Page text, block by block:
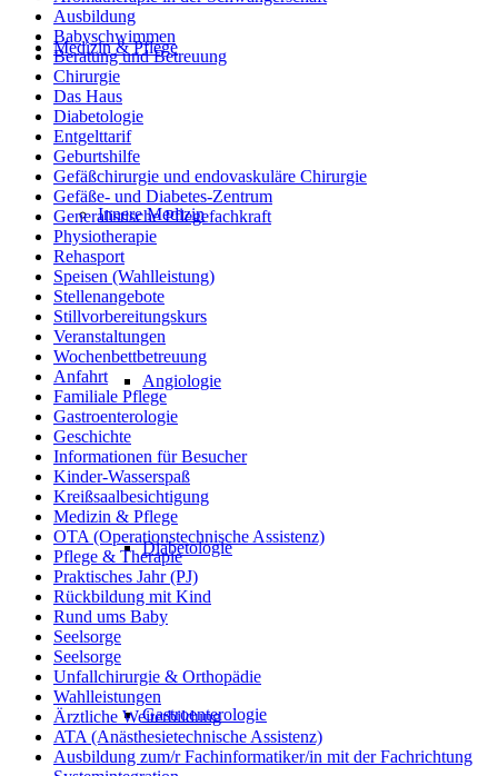
Medizin & Pflege
Innere Medizin
Angiologie
Diabetologie
Gastroenterologie
Ausbildung
Babyschwimmen
Beratung und Betreuung
Chirurgie
Das Haus
Diabetologie
Entgelttarif
Geburtshilfe
Gefäßchirurgie und endovaskuläre Chirurgie
Gefäße- und Diabetes-Zentrum
Generalistische Pflegefachkraft
Physiotherapie
Rehasport
Speisen (Wahlleistung)
Stellenangebote
Stillvorbereitungskurs
Veranstaltungen
Wochenbettbetreuung
Anfahrt
Familiale Pflege
Gastroenterologie
Geschichte
Informationen für Besucher
Kinder-Wasserspaß
Kreißsaalbesichtigung
Medizin & Pflege
OTA (Operationstechnische Assistenz)
Pflege & Therapie
Praktisches Jahr (PJ)
Rückbildung mit Kind
Rund ums Baby
Seelsorge
Seelsorge
Unfallchirurgie & Orthopädie
Wahlleistungen
Ärztliche Weiterbildung
ATA (Anästhesietechnische Assistenz)
Ausbildung zum/r Fachinformatiker/in mit der Fachrichtung